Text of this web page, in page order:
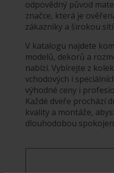
odpovědný původ
značce, která je
zákazníky a širokou
V katalogu najdete
modelů, dekorů a
nabízí. Vybírejte z
vchodových i
výhodné ceny i
Každé dveře prochází
kvality a montáže,
dlouhodobou